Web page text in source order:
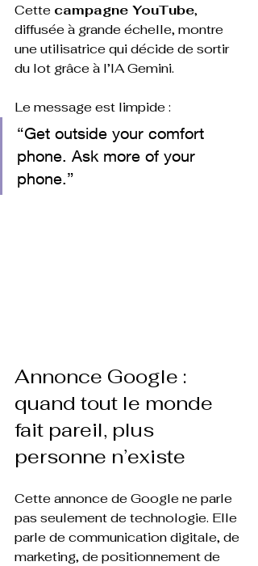
Cette campagne YouTube,
diffusée à grande échelle, montre
une utilisatrice qui décide de sortir
du lot grâce à l’IA Gemini.
Le message est limpide :
“Get outside your comfort
phone. Ask more of your
phone.”
Annonce Google :
quand tout le monde
fait pareil, plus
personne n’existe
Cette annonce de Google ne parle
pas seulement de technologie. Elle
parle de communication digitale, de
marketing, de positionnement de